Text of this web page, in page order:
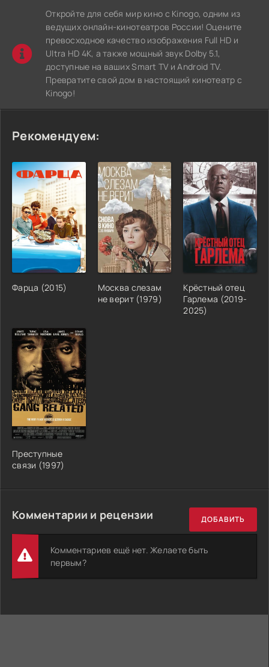
Откройте для себя мир кино с Kinogo, одним из
ведущих онлайн-кинотеатров России! Оцените
превосходное качество изображения Full HD и
Ultra HD 4K, а также мощный звук Dolby 5.1,
доступные на ваших Smart TV и Android TV.
Превратите свой дом в настоящий кинотеатр с
Kinogo!
Рекомендуем:
Фарца (2015)
Москва слезам
не верит (1979)
Крёстный отец
Гарлема (2019-
2025)
Преступные
связи (1997)
Комментарии и рецензии ДОБАВИТЬ
Комментариев ещё нет. Желаете быть
первым?